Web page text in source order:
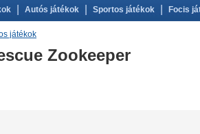
Autós játékok Sportos játékok Focis
játékok
Zookeeper